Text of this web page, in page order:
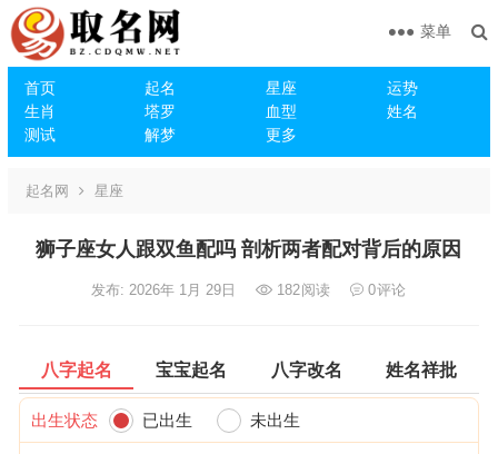
首页 起名 星座
运势
生肖
塔罗 血型
姓名
测试
解梦 更多
菜单
起名网 星座
狮子座女人跟双鱼配吗 剖析两者配对背后的原因
发布: 2026年 1月 29日 182阅读 0评论
八字起名 宝宝起名 八字改名 姓名祥批
出生状态 已出生 未出生